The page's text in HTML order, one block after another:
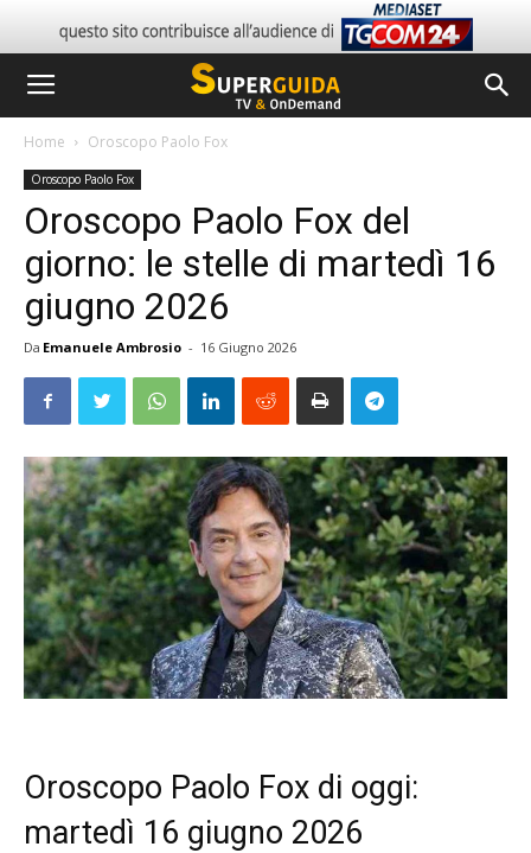
Home Oroscopo Paolo Fox
Oroscopo Paolo Fox
Oroscopo Paolo Fox del
giorno: le stelle di martedì 16
giugno 2026
Da Emanuele Ambrosio - 16 Giugno 2026
Oroscopo Paolo Fox di oggi:
martedì 16 giugno 2026